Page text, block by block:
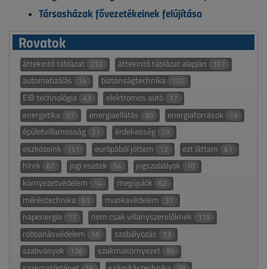
Társasházak fővezetékeinek felújítása
Rovatok
áttekintő táblázat 232 áttekintő táblázat alapján 107
automatizálás 14 biztonságtechnika 102
EIB technológia 43 elektromos autó 17
energetika 57 energiaellátás 30 energiaforrások 19
épületvillamosság 21 érdekesség 29
eszközeink 151 európából jöttem 12 ezt láttam 61
hírek 67 jogi esetek 54 jogszabályok 10
környezetvédelem 14 megújulók 62
méréstechnika 61 munkavédelem 37
napenergia 17 nem csak villanyszerelőknek 119
robbanásvédelem 16 szabályozás 13
szabványok 136 szakmakörnyezet 99